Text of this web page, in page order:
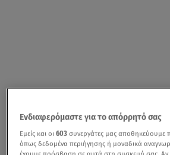
Ενδιαφερόμαστε για το απόρρητό σας
Εμείς και οι603 συνεργάτες μας αποθηκεύουμε
όπως δεδομένα περιήγησης ή μοναδικά